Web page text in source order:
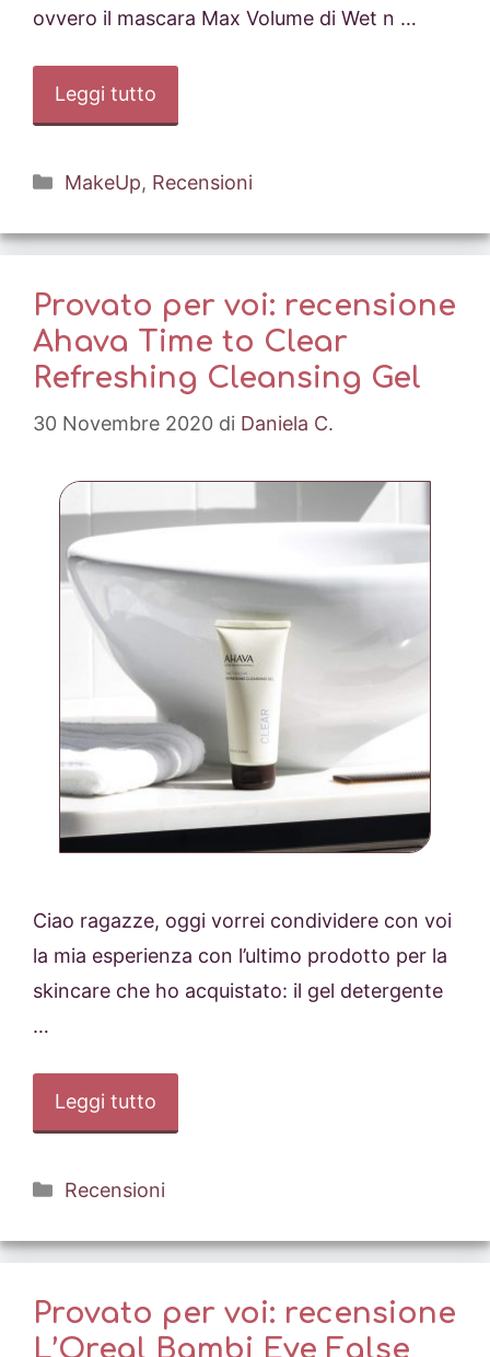
ovvero il mascara Max Volume di Wet n …
Leggi tutto
Categorie
MakeUp, Recensioni
Provato per voi: recensione
Ahava Time to Clear
Refreshing Cleansing Gel
30 Novembre 2020 di Daniela C.
Ciao ragazze, oggi vorrei condividere con voi
la mia esperienza con l’ultimo prodotto per la
skincare che ho acquistato: il gel detergente
…
Leggi tutto
Categorie
Recensioni
Provato per voi: recensione
L’Oreal Bambi Eye False